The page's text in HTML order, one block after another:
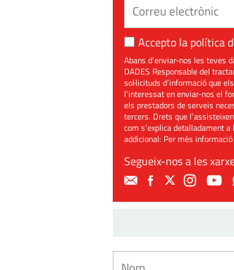
Accepto la política
Abans d’enviar-nos les teves
DADES Responsable del
sol·licituds d’informació que
l’interessat en enviar-nos el
els prestadors de serveis
tercers. Drets que
com s’explica detalladament
addicional: Per més
Segueix-nos a les